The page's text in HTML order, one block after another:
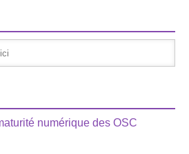
numérique des OSC